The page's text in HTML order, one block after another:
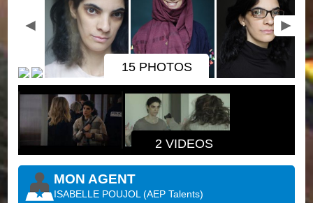
15 PHOTOS
2 VIDEOS
MON AGENT
ISABELLE POUJOL (AEP Talents)